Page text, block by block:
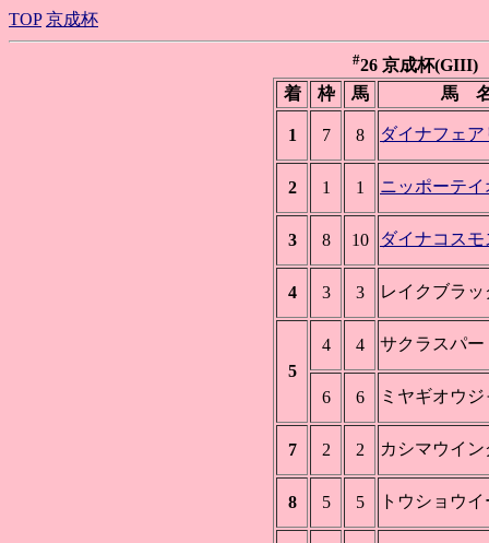
TOP 京成杯
#26 京成杯(GIII)
着
枠 馬 馬
1 7 8 ダイナフェア
2 1 1 ニッポーテイ
3 8 10 ダイナコスモ
4 3 3 レイクブラッ
5
4 4 サクラスパー
6 6 ミヤギオウジ
7 2 2 カシマウイン
8 5 5 トウショウ